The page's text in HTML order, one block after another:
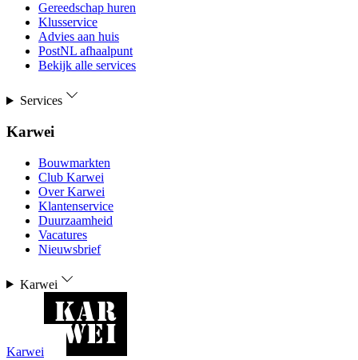
Gereedschap huren
Klusservice
Advies aan huis
PostNL afhaalpunt
Bekijk alle services
Services
Karwei
Bouwmarkten
Club Karwei
Over Karwei
Klantenservice
Duurzaamheid
Vacatures
Nieuwsbrief
Karwei
Karwei